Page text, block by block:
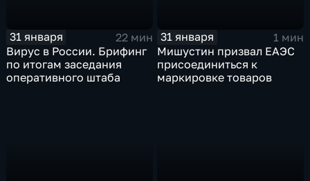
31 января
22 мин
Вирус в России. Брифинг
по итогам заседания
оперативного штаба
31 января
1 мин
Мишустин призвал ЕАЭС
присоединиться к
маркировке товаров